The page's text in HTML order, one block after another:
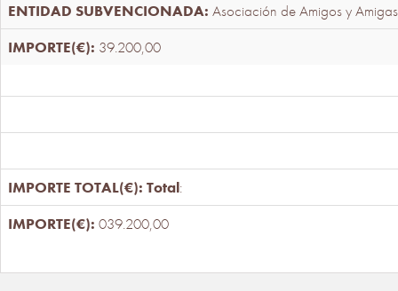
Asociación de Amigos y
39.200,00
Total:
039.200,00